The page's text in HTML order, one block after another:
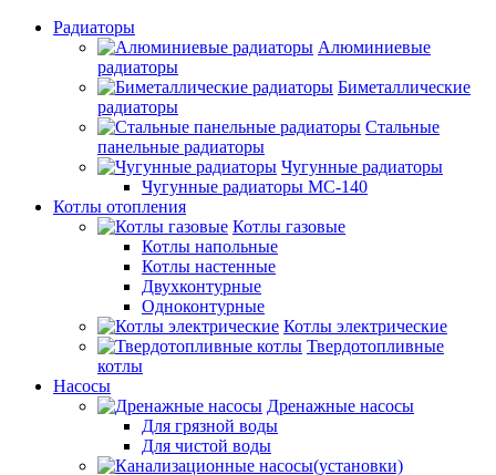
Радиаторы
Алюминиевые
радиаторы
Биметаллические
радиаторы
Стальные
панельные радиаторы
Чугунные радиаторы
Чугунные радиаторы МС-140
Котлы отопления
Котлы газовые
Котлы напольные
Котлы настенные
Двухконтурные
Одноконтурные
Котлы электрические
Твердотопливные
котлы
Насосы
Дренажные насосы
Для грязной воды
Для чистой воды